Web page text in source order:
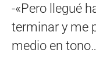
-«Pero llegué
terminar y me
medio en